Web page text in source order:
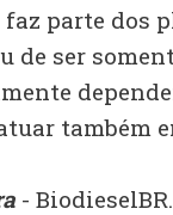
parte dos
de ser
também
-